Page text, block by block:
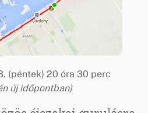
(péntek) 20 óra 30 perc
új időpontban)